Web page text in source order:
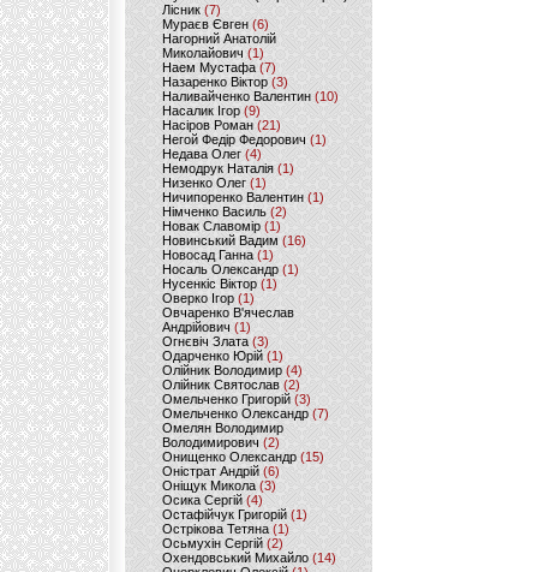
Лісник (7)
Мураєв Євген(6)
Нагорний Анатолій
Миколайович (1)
Наем Мустафа (7)
Назаренко Віктор (3)
Наливайченко Валентин (10)
Насалик Ігор(9)
Насіров Роман (21)
Негой Федір Федорович(1)
Недава Олег(4)
Немодрук Наталія(1)
Низенко Олег (1)
Ничипоренко Валентин (1)
Німченко Василь (2)
Новак Славомір (1)
Новинський Вадим (16)
Новосад Ганна (1)
Носаль Олександр (1)
Нусенкіс Віктор (1)
Оверко Ігор (1)
Овчаренко В'ячеслав
Андрійович(1)
Огнєвіч Злата (3)
Одарченко Юрій(1)
Олійник Володимир (4)
Олійник Святослав (2)
Омельченко Григорій (3)
Омельченко Олександр(7)
Омелян Володимир
Володимирович (2)
Онищенко Олександр (15)
Оністрат Андрій (6)
Оніщук Микола (3)
Осика Сергій(4)
Остафійчук Григорій(1)
Острікова Тетяна (1)
Осьмухін Сергій (2)
Охендовський Михайло (14)